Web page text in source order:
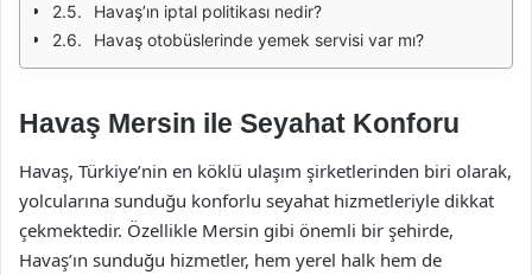
Havaş’ın iptal politikası nedir?
Havaş otobüslerinde yemek servisi var mı?
Havaş Mersin ile Seyahat Konforu
Havaş, Türkiye’nin en köklü ulaşım şirketlerinden biri olarak,
yolcularına sunduğu konforlu seyahat hizmetleriyle dikkat
çekmektedir. Özellikle Mersin gibi önemli bir şehirde,
Havaş’ın sunduğu hizmetler, hem yerel halk hem de